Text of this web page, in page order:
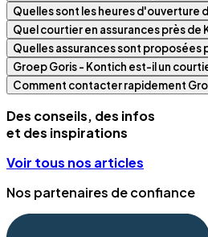
Quelles sont les heures d'ouverture
Quel courtier en assurances près de
Quelles assurances sont proposées
Groep Goris - Kontich est-il un
Comment contacter rapidement
Des conseils, des infos
et des inspirations
Voir tous nos articles
Nos partenaires de confiance